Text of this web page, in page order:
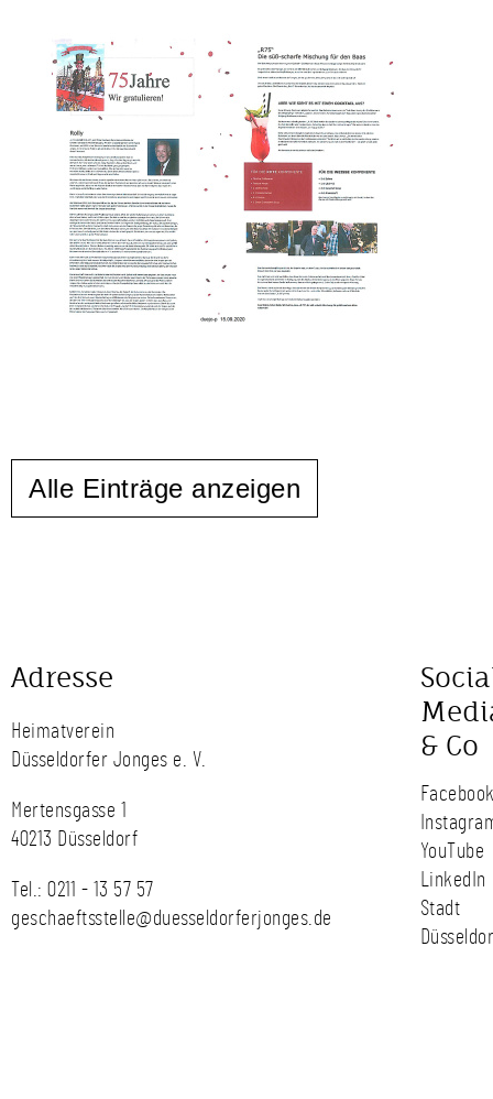
Alle Einträge anzeigen
Adresse
Heimatverein
Düsseldorfer Jonges e. V.
Mertensgasse 1
40213 Düsseldorf
Tel.: 0211 - 13 57 57
geschaeftsstelle@duesseldorferjonges.de
& Co
YouTube
LinkedIn
Stadt